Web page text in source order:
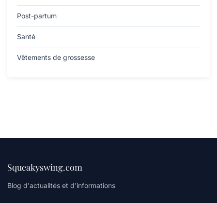
Post-partum
Santé
Vêtements de grossesse
Squeakyswing.com
Blog d'actualités et d'informations